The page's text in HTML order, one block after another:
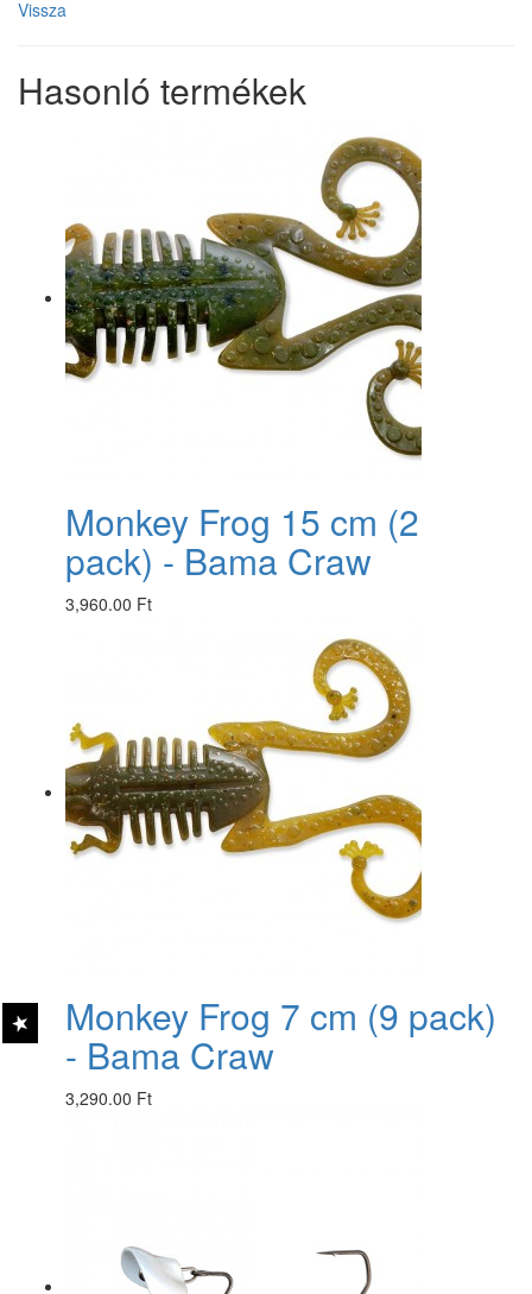
Vissza
Hasonló termékek
Monkey Frog 15 cm (2
pack) - Bama Craw
3,960.00 Ft
Monkey Frog 7 cm (9 pack)
- Bama Craw
3,290.00 Ft